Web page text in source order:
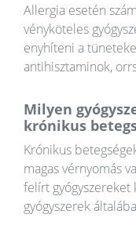
Allergia esetén
vényköteles
enyhíteni a
antihisztaminok,
Milyen
krónikus
Krónikus
magas vérnyomás
felírt gyógyszereket
gyógyszerek